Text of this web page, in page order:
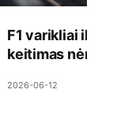
F1 varikliai ilgai
keitimas nėra
2026-06-12